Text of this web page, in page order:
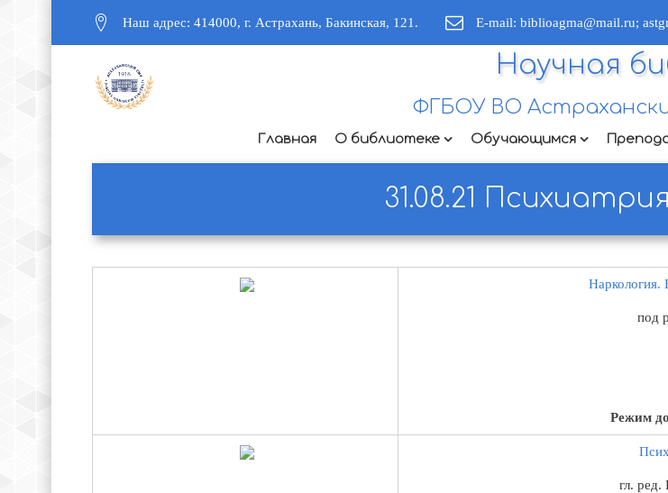
Наш адрес: 414000, г. Астрахань, Бакинская, 121. E-mail: biblioagma@mail.ru;
Научная
ФГБОУ ВО
Главная О библиотеке Обучающимся
31.08.21
Наркология.
под
Режим
гл.